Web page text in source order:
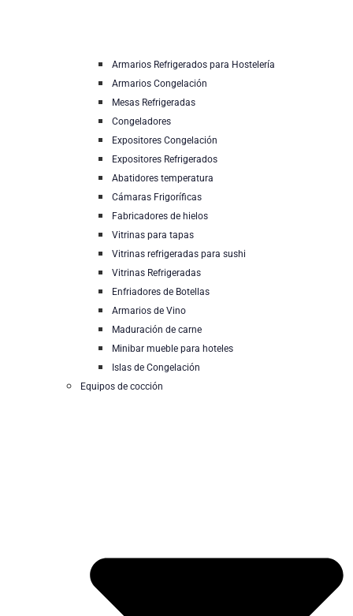
Armarios Refrigerados para Hostelería
Armarios Congelación
Mesas Refrigeradas
Congeladores
Expositores Congelación
Expositores Refrigerados
Abatidores temperatura
Cámaras Frigoríficas
Fabricadores de hielos
Vitrinas para tapas
Vitrinas refrigeradas para sushi
Vitrinas Refrigeradas
Enfriadores de Botellas
Armarios de Vino
Maduración de carne
Minibar mueble para hoteles
Islas de Congelación
Equipos de cocción